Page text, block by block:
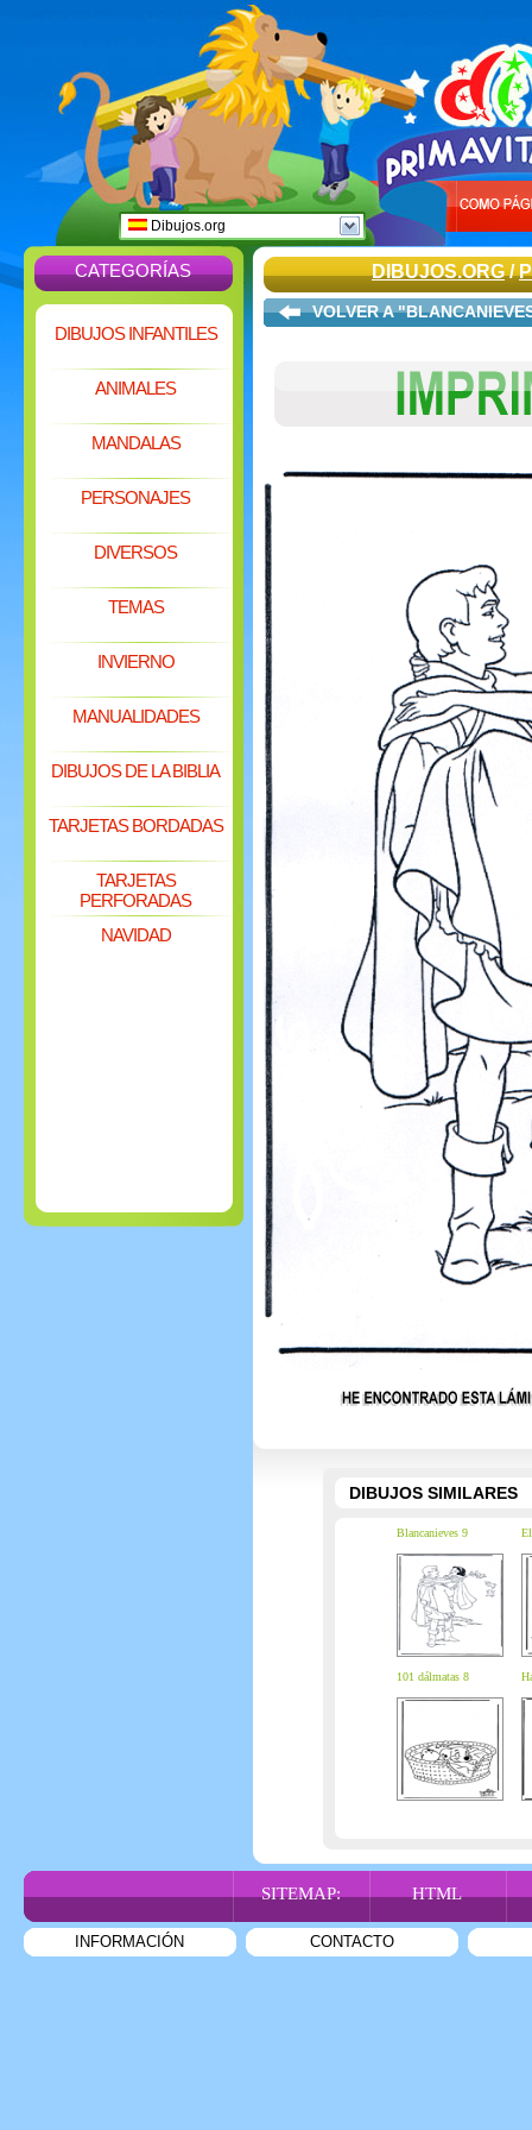
Dibujos.org
CATEGORÍAS
DIBUJOS INFANTILES
ANIMALES
MANDALAS
PERSONAJES
DIVERSOS
TEMAS
INVIERNO
MANUALIDADES
DIBUJOS DE LA BIBLIA
TARJETAS BORDADAS
TARJETAS
PERFORADAS
NAVIDAD
DIBUJOS.ORG/
VOLVER A
DIBUJOS SIMILARES
Blancanieves 9
101 dálmatas 8
SITEMAP: HTML
INFORMACIÓN CONTACTO